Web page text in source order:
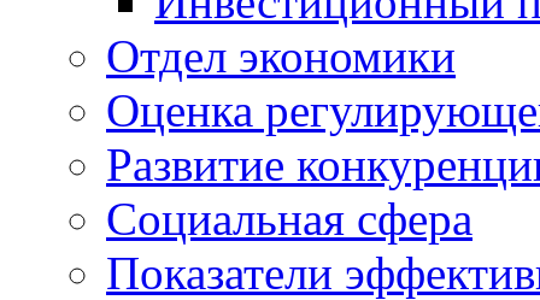
Отдел экономики
Оценка
Развитие
Социальная сфера
Показатели